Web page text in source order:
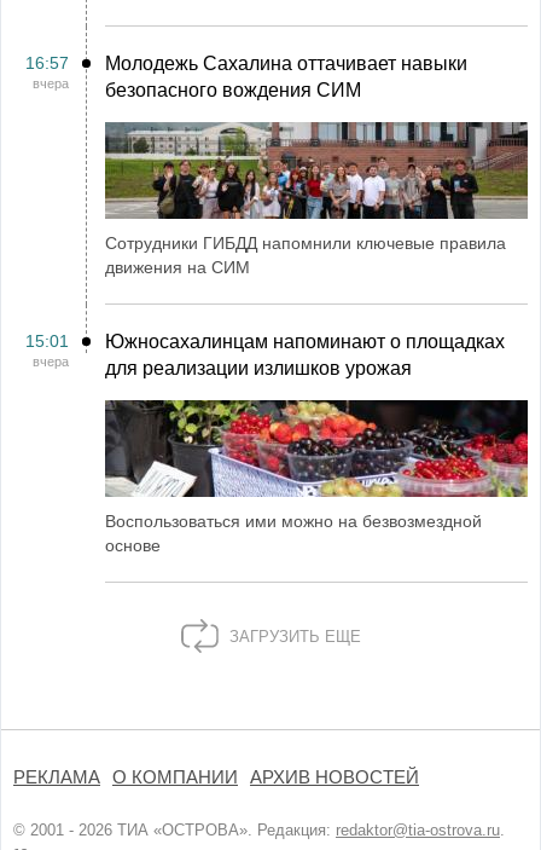
16:57
вчера
Молодежь Сахалина оттачивает навыки
безопасного вождения СИМ
Сотрудники ГИБДД напомнили ключевые правила
движения на СИМ
15:01
вчера
Южносахалинцам напоминают о площадках
для реализации излишков урожая
Воспользоваться ими можно на безвозмездной
основе
ЗАГРУЗИТЬ ЕЩЕ
РЕКЛАМА О КОМПАНИИ АРХИВ НОВОСТЕЙ
© 2001 - 2026 ТИА «ОСТРОВА». Редакция: redaktor@tia-ostrova.ru.